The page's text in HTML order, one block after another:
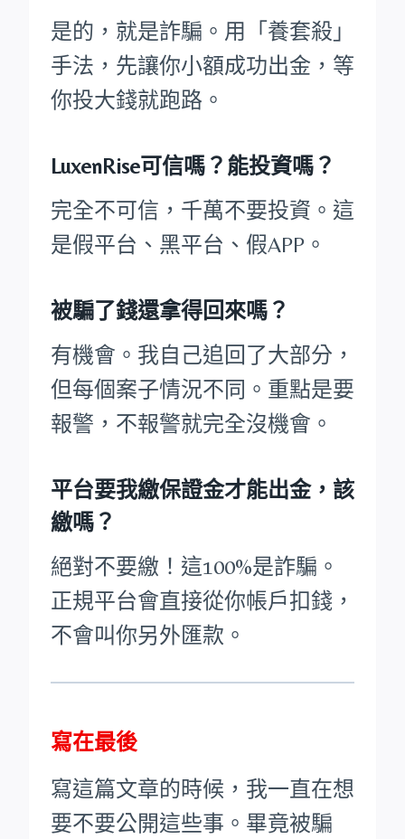
是的，就是詐騙。用「養套殺」
手法，先讓你小額成功出金，等
你投大錢就跑路。
LuxenRise可信嗎？能投資嗎？
完全不可信，千萬不要投資。這
是假平台、黑平台、假APP。
被騙了錢還拿得回來嗎？
有機會。我自己追回了大部分，
但每個案子情況不同。重點是要
報警，不報警就完全沒機會。
平台要我繳保證金才能出金，該
繳嗎？
絕對不要繳！這100%是詐騙。
正規平台會直接從你帳戶扣錢，
不會叫你另外匯款。
寫在最後
寫這篇文章的時候，我一直在想
要不要公開這些事。畢竟被騙